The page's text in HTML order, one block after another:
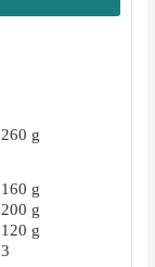
260 g
160 g
200 g
120 g
3